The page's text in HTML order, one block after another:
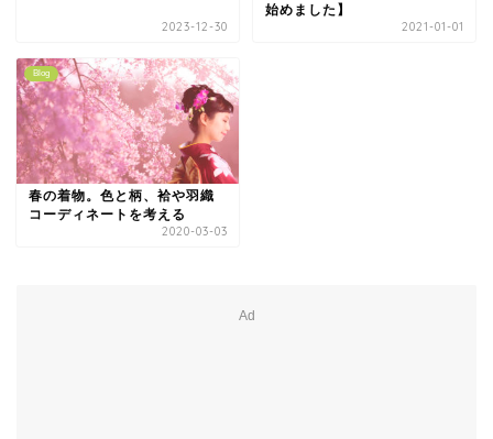
2023-12-30
始めました】
2021-01-01
Blog
春の着物。色と柄、袷や羽織
コーディネートを考える
2020-03-03
Ad